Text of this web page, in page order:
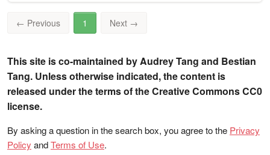
← Previous 1 Next →
This site is co-maintained by Audrey Tang and Bestian
Tang. Unless otherwise indicated, the content is
released under the terms of the Creative Commons CC0
license.
By asking a question in the search box, you agree to the Privacy
Policy andTerms of Use.